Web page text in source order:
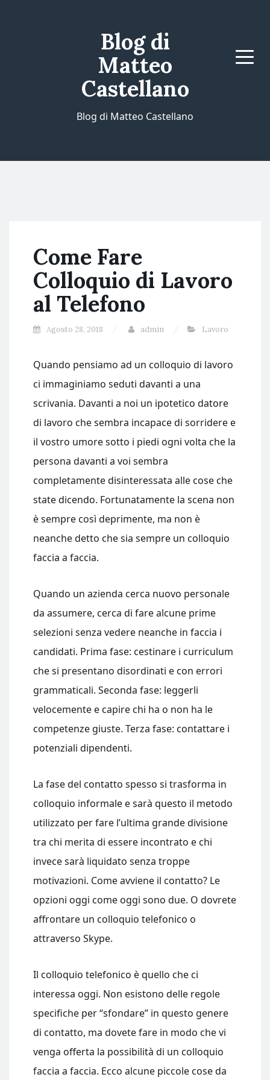
Blog di
Matteo
Castellano
Blog di Matteo Castellano
Menu
Come Fare
Colloquio di Lavoro
al Telefono
Agosto 28, 2018 admin Lavoro
Quando pensiamo ad un colloquio di lavoro
ci immaginiamo seduti davanti a una
scrivania. Davanti a noi un ipotetico datore
di lavoro che sembra incapace di sorridere e
il vostro umore sotto i piedi ogni volta che la
persona davanti a voi sembra
completamente disinteressata alle cose che
state dicendo. Fortunatamente la scena non
è sempre così deprimente, ma non è
neanche detto che sia sempre un colloquio
faccia a faccia.
Quando un azienda cerca nuovo personale
da assumere, cerca di fare alcune prime
selezioni senza vedere neanche in faccia i
candidati. Prima fase: cestinare i curriculum
che si presentano disordinati e con errori
grammaticali. Seconda fase: leggerli
velocemente e capire chi ha o non ha le
competenze giuste. Terza fase: contattare i
potenziali dipendenti.
La fase del contatto spesso si trasforma in
colloquio informale e sarà questo il metodo
utilizzato per fare l’ultima grande divisione
tra chi merita di essere incontrato e chi
invece sarà liquidato senza troppe
motivazioni. Come avviene il contatto? Le
opzioni oggi come oggi sono due. O dovrete
affrontare un colloquio telefonico o
attraverso Skype.
Il colloquio telefonico è quello che ci
interessa oggi. Non esistono delle regole
specifiche per “sfondare” in questo genere
di contatto, ma dovete fare in modo che vi
venga offerta la possibilità di un colloquio
faccia a faccia. Ecco alcune piccole cose da